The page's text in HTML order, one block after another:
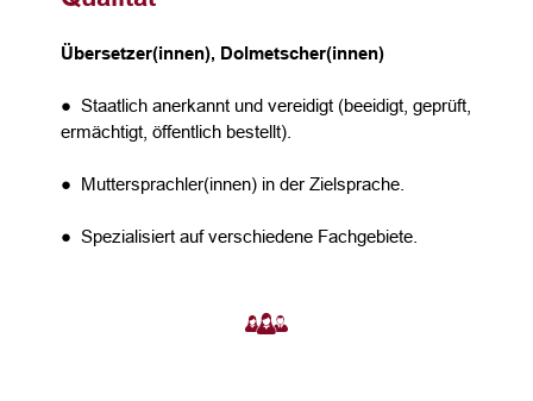
Übersetzer(innen), Dolmetscher(innen)
● Staatlich anerkannt und vereidigt (beeidigt, geprüft,
ermächtigt, öffentlich bestellt).
● Muttersprachler(innen) in der Zielsprache.
● Spezialisiert auf verschiedene Fachgebiete.